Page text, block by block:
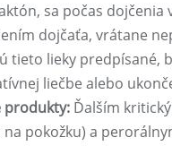
sa počas dojčenia
dojčaťa, vrátane
tieto lieky
liečbe alebo
produkty: Ďalším
pokožku) a